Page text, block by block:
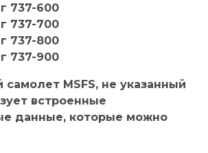
737-600
737-700
737-800
737-900
MSFS, не указанный
встроенные
данные, которые можно